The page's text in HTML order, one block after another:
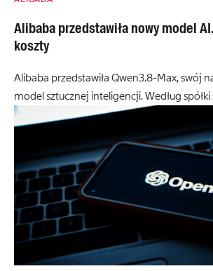
Alibaba przedstawiła nowy model
koszty
Alibaba przedstawiła Qwen3.8-Max, swój
model sztucznej inteligencji. Według